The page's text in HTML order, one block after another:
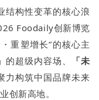
结构性变革的核心浪
Foodaily创新博览
重塑增长”的核心主
的超级内容场、
「未
力构筑中国品牌未来
创新高地。